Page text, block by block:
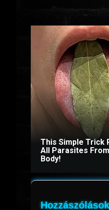
This Simple Trick
All Parasites
Body!
Hozzászólások